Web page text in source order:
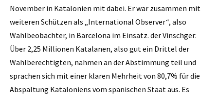
November in Katalonien mit dabei. Er war zusammen mit
weiteren Schützen als „International Observer“, also
Wahlbeobachter, in Barcelona im Einsatz. der Vinschger:
Über 2,25 Millionen Katalanen, also gut ein Drittel der
Wahlberechtigten, nahmen an der Abstimmung teil und
sprachen sich mit einer klaren Mehrheit von 80,7% für die
Abspaltung Kataloniens vom spanischen Staat aus. Es